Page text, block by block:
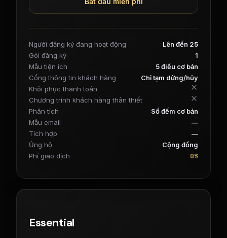
Người đăng ký đang hoạt động
Lên đến 25
Gói đăng ký
1
Mẫu tiện ích
5 điều cơ bản
Cổng thông tin khách hàng
Chỉ tạm dừng/hủy
Khôi phục thanh toán
Chương trình khách hàng thân thiết
Phân tích
Số đếm cơ bản
Mẫu email
—
Tích hợp
—
Ủng hộ
Cộng đồng
Phí giao dịch
0%
Essential